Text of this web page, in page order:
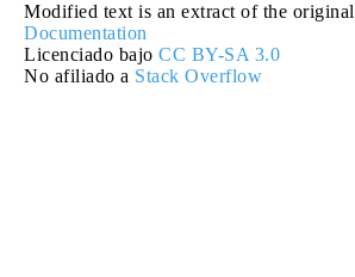
Modified text is an extract of the original
Documentation
Licenciado bajo CC BY-SA 3.0
No afiliado a Stack Overflow